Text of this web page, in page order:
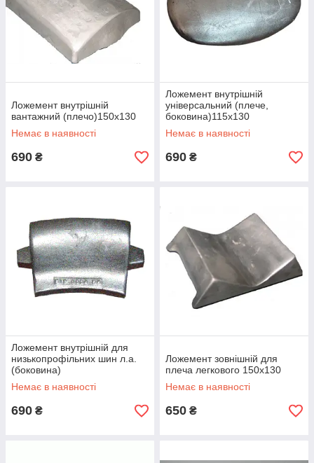
Ложемент внутрішній
вантажний (плечо)150х130
Немає в наявності
690 ₴
Ложемент внутрішній
універсальний (плече,
боковина)115х130
Немає в наявності
690 ₴
Ложемент внутрішній для
низькопрофільних шин л.а.
(боковина)
Немає в наявності
690 ₴
Ложемент зовнішній для
плеча легкового 150х130
Немає в наявності
650 ₴